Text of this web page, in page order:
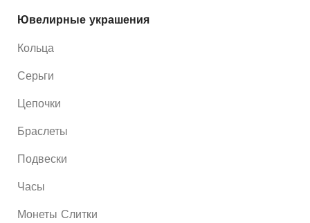
Ювелирные украшения
Кольца
Серьги
Цепочки
Браслеты
Подвески
Часы
Монеты Слитки